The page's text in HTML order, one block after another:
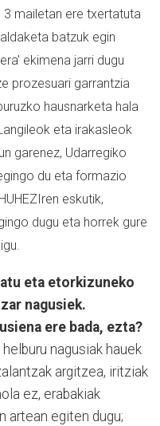
3 mailetan ere txertatuta
batzuk egin
ekimena jarri dugu
prozesuari garrantzia
hausnarketa hala
eta irakasleok
garenez, Udarregiko
du eta formazio
eskutik,
dugu eta horrek gure
eta etorkizuneko
nagusiek.
ere bada, ezta?
nagusiak hauek
argitzea, iritziak
ez, erabakiak
artean egiten dugu;